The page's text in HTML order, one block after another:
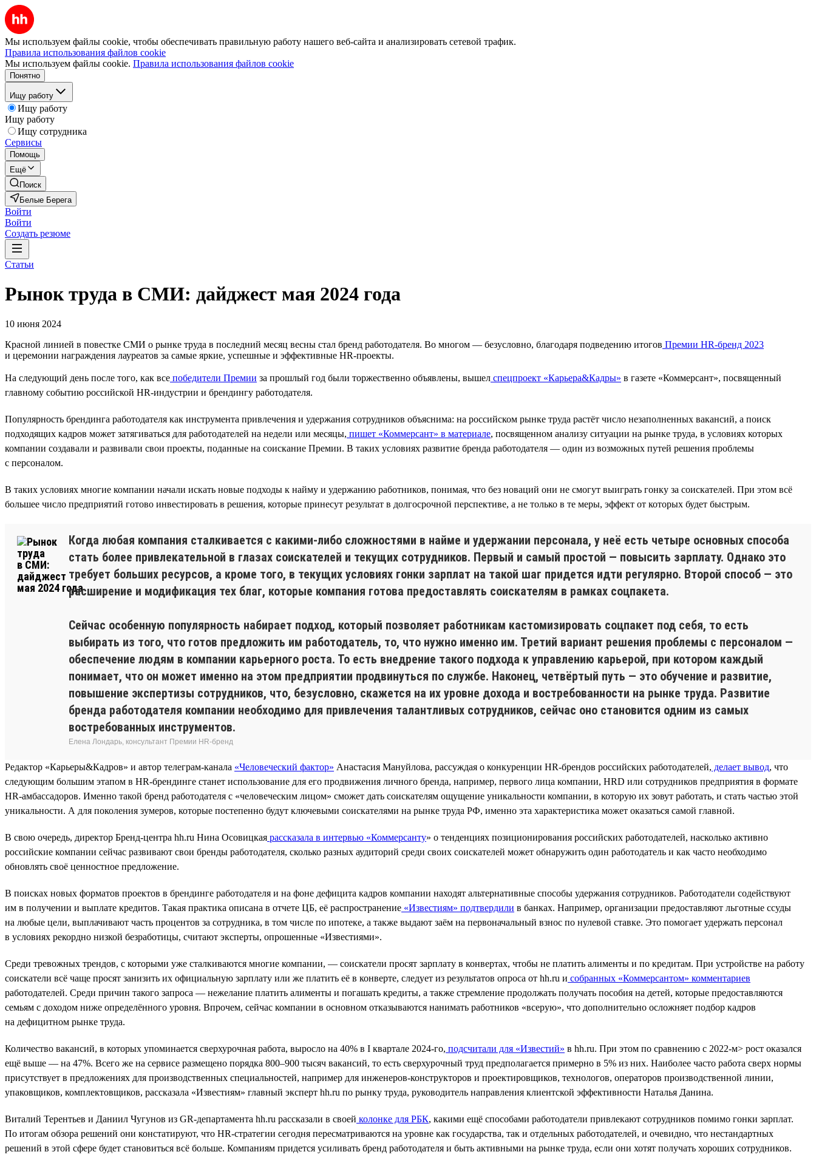
Мы используем файлы cookie, чтобы обеспечивать правильную работу нашего веб-сайта и анализировать сетевой трафик.
Правила использования файлов cookie
Мы используем файлы cookie. Правила использования файлов cookie
Понятно
Ищу работу
Ищу работу
Ищу работу
Ищу сотрудника
Сервисы
Помощь
Ещё
Поиск
Белые Берега
Войти
Войти
Создать резюме
Статьи
Рынок труда в СМИ: дайджест мая 2024 года
10 июня 2024
Красной линией в повестке СМИ о рынке труда в последний месяц весны стал бренд работодателя. Во многом — безусловно, благодаря подведению итогов Премии HR-бренд 2023
и церемонии награждения лауреатов за самые яркие, успешные и эффективные HR-проекты.
На следующий день после того, как все победители Премии за прошлый год были торжественно объявлены, вышел спецпроект «Карьера&Кадры» в газете «Коммерсант», посвященный
главному событию российской HR-индустрии и брендингу работодателя.
Популярность брендинга работодателя как инструмента привлечения и удержания сотрудников объяснима: на российском рынке труда растёт число незаполненных вакансий, а поиск
подходящих кадров может затягиваться для работодателей на недели или месяцы, пишет «Коммерсант» в материале, посвященном анализу ситуации на рынке труда, в условиях которых
компании создавали и развивали свои проекты, поданные на соискание Премии. В таких условиях развитие бренда работодателя — один из возможных путей решения проблемы
с персоналом.
В таких условиях многие компании начали искать новые подходы к найму и удержанию работников, понимая, что без новаций они не смогут выиграть гонку за соискателей. При этом всё
большее число предприятий готово инвестировать в решения, которые принесут результат в долгосрочной перспективе, а не только в те меры, эффект от которых будет быстрым.
Когда любая компания сталкивается с какими-либо сложностями в найме и удержании персонала, у неё есть четыре основных способа
стать более привлекательной в глазах соискателей и текущих сотрудников. Первый и самый простой — повысить зарплату. Однако это
требует больших ресурсов, а кроме того, в текущих условиях гонки зарплат на такой шаг придется идти регулярно. Второй способ — это
расширение и модификация тех благ, которые компания готова предоставлять соискателям в рамках соцпакета.
Сейчас особенную популярность набирает подход, который позволяет работникам кастомизировать соцпакет под себя, то есть
выбирать из того, что готов предложить им работодатель, то, что нужно именно им. Третий вариант решения проблемы с персоналом —
обеспечение людям в компании карьерного роста. То есть внедрение такого подхода к управлению карьерой, при котором каждый
понимает, что он может именно на этом предприятии продвинуться по службе. Наконец, четвёртый путь — это обучение и развитие,
повышение экспертизы сотрудников, что, безусловно, скажется на их уровне дохода и востребованности на рынке труда. Развитие
бренда работодателя компании необходимо для привлечения талантливых сотрудников, сейчас оно становится одним из самых
востребованных инструментов.
Елена Лондарь, консультант Премии HR-бренд
Редактор «Карьеры&Кадров» и автор телеграм-канала «Человеческий фактор» Анастасия Мануйлова, рассуждая о конкуренции HR-брендов российских работодателей, делает вывод, что
следующим большим этапом в HR-брендинге станет использование для его продвижения личного бренда, например, первого лица компании, HRD или сотрудников предприятия в формате
HR-амбассадоров. Именно такой бренд работодателя с «человеческим лицом» сможет дать соискателям ощущение уникальности компании, в которую их зовут работать, и стать частью этой
уникальности. А для поколения зумеров, которые постепенно будут ключевыми соискателями на рынке труда РФ, именно эта характеристика может оказаться самой главной.
В свою очередь, директор Бренд-центра hh.ru Нина Осовицкая рассказала в интервью «Коммерсанту» о тенденциях позиционирования российских работодателей, насколько активно
российские компании сейчас развивают свои бренды работодателя, сколько разных аудиторий среди своих соискателей может обнаружить один работодатель и как часто необходимо
обновлять своё ценностное предложение.
В поисках новых форматов проектов в брендинге работодателя и на фоне дефицита кадров компании находят альтернативные способы удержания сотрудников. Работодатели содействуют
им в получении и выплате кредитов. Такая практика описана в отчете ЦБ, её распространение «Известиям» подтвердили в банках. Например, организации предоставляют льготные ссуды
на любые цели, выплачивают часть процентов за сотрудника, в том числе по ипотеке, а также выдают заём на первоначальный взнос по нулевой ставке. Это помогает удержать персонал
в условиях рекордно низкой безработицы, считают эксперты, опрошенные «Известиями».
Среди тревожных трендов, с которыми уже сталкиваются многие компании, — соискатели просят зарплату в конвертах, чтобы не платить алименты и по кредитам. При устройстве на работу
соискатели всё чаще просят занизить их официальную зарплату или же платить её в конверте, следует из результатов опроса от hh.ru и собранных «Коммерсантом» комментариев
работодателей. Среди причин такого запроса — нежелание платить алименты и погашать кредиты, а также стремление продолжать получать пособия на детей, которые предоставляются
семьям с доходом ниже определённого уровня. Впрочем, сейчас компании в основном отказываются нанимать работников «всерую», что дополнительно осложняет подбор кадров
на дефицитном рынке труда.
Количество вакансий, в которых упоминается сверхурочная работа, выросло на 40% в I квартале 2024-го, подсчитали для «Известий» в hh.ru. При этом по сравнению с 2022-м> рост оказался
ещё выше — на 47%. Всего же на сервисе размещено порядка 800–900 тысяч вакансий, то есть сверхурочный труд предполагается примерно в 5% из них. Наиболее часто работа сверх нормы
присутствует в предложениях для производственных специальностей, например для инженеров-конструкторов и проектировщиков, технологов, операторов производственной линии,
упаковщиков, комплектовщиков, рассказала «Известиям» главный эксперт hh.ru по рынку труда, руководитель направления клиентской эффективности Наталья Данина.
Виталий Терентьев и Даниил Чугунов из GR-департамента hh.ru рассказали в своей колонке для РБК, какими ещё способами работодатели привлекают сотрудников помимо гонки зарплат.
По итогам обзора решений они констатируют, что HR-стратегии сегодня пересматриваются на уровне как государства, так и отдельных работодателей, и очевидно, что нестандартных
решений в этой сфере будет становиться всё больше. Компаниям придется усиливать бренд работодателя и быть активными на рынке труда, если они хотят получать хороших сотрудников.